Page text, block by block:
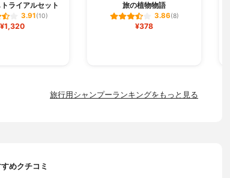
ライアルセット
3.91(10)
¥1,320
旅の植物物語
3.86(8)
¥378
旅行用シャンプーランキングをもっと見る
めクチコミ